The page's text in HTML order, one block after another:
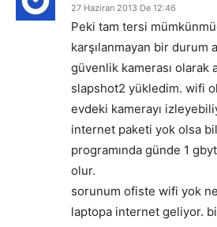
27 Haziran 2013 De 12:46
Peki tam tersi
karşılanmayan bir durum
güvenlik kamerası olarak
slapshot2 yükledim. wifi
evdeki kamerayı
internet paketi yok olsa
programında günde 1
olur.
sorunum ofiste wifi yok
laptopa internet geliyor.